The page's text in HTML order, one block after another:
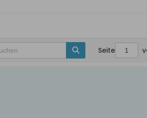
Seite